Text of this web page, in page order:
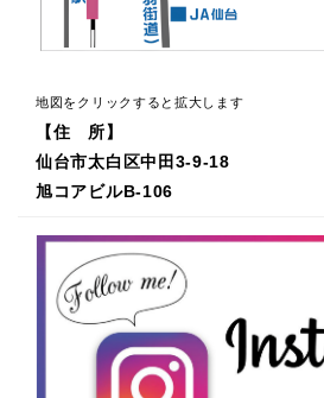
地図をクリックすると拡大します
【住 所】
仙台市太白区中田3-9-18
旭コアビルB-106